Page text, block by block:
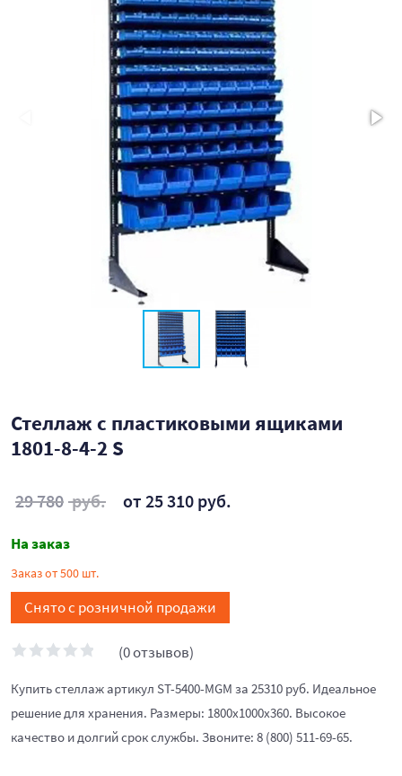
Стеллаж с пластиковыми ящиками
1801-8-4-2 S
29 780 руб. от 25 310 руб.
На заказ
Заказ от 500 шт.
Снято с розничной продажи
(0 отзывов)
Купить стеллаж артикул ST-5400-MGM за 25310 руб. Идеальное
решение для хранения. Размеры: 1800x1000x360. Высокое
качество и долгий срок службы. Звоните: 8 (800) 511-69-65.